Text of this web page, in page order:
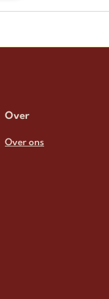
Over
Over ons